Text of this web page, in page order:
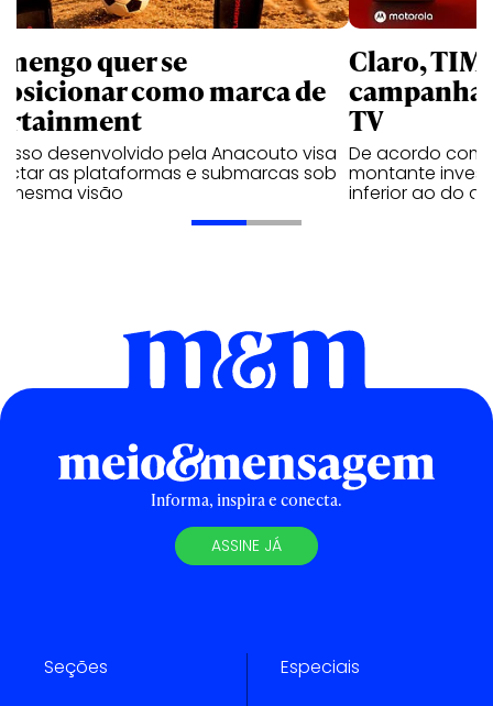
quer se
como marca de
desenvolvido pela Anacouto visa
as plataformas e submarcas sob
mesma visão
Claro,
TV
De acordo com
montante
inferior ao do
Informa, inspira e conecta.
ASSINE JÁ
Seções Especiais